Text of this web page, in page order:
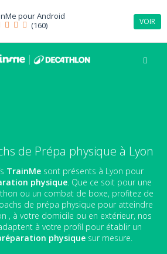
pourAndroid
(160)
VOIR
de Prépa physique à Lyon
TrainMe sont présents à Lyon pour
physique. Que ce soit pour une
ou un combat de boxe, profitez de
de prépa physique pour atteindre
, à votre domicile ou en extérieur, nos
à votre profil pour établir un
physique sur mesure.